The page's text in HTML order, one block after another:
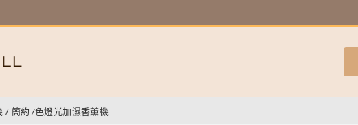
/ 簡約7色燈光加濕香薰機